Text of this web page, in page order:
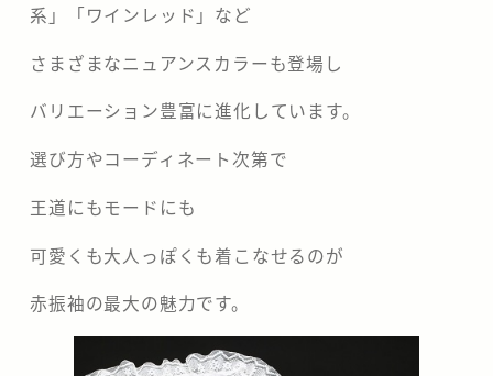
系」「ワインレッド」など
さまざまなニュアンスカラーも登場し
バリエーション豊富に進化しています。
選び方やコーディネート次第で
王道にもモードにも
可愛くも大人っぽくも着こなせるのが
赤振袖の最大の魅力です。